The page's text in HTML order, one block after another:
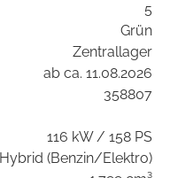
5
Grün
Zentrallager
ab ca. 11.08.2026
358807
116 kW / 158 PS
Hybrid (Benzin/Elektro)